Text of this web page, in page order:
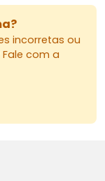
incorretas ou
com a